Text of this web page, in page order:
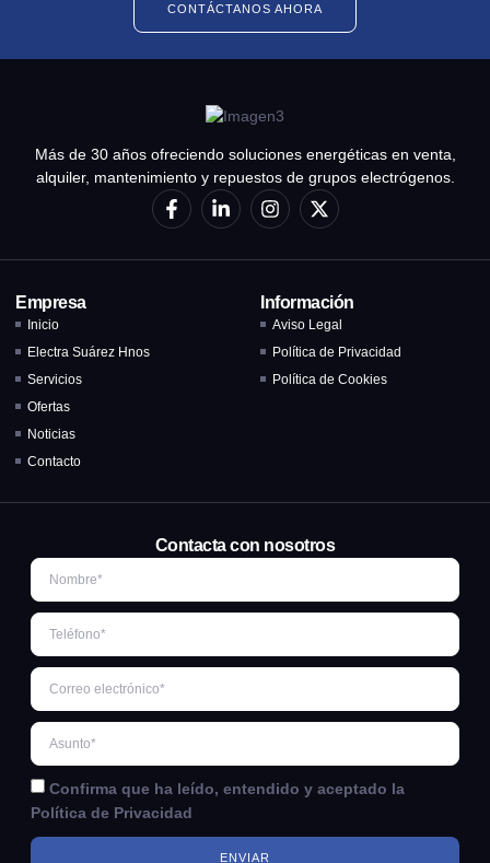
CONTÁCTANOS AHORA
Más de 30 años ofreciendo soluciones energéticas en venta,
alquiler, mantenimiento y repuestos de grupos electrógenos.
Empresa
Inicio
Electra Suárez Hnos
Servicios
Ofertas
Noticias
Contacto
Información
Aviso Legal
Política de Privacidad
Política de Cookies
Contacta con nosotros
Confirma que ha leído, entendido y aceptado la
Política de Privacidad
ENVIAR